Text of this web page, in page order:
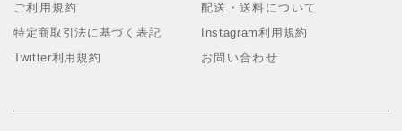
ご利用規約
配送・送料について
特定商取引法に基づく表記
Instagram利用規約
Twitter利用規約
お問い合わせ